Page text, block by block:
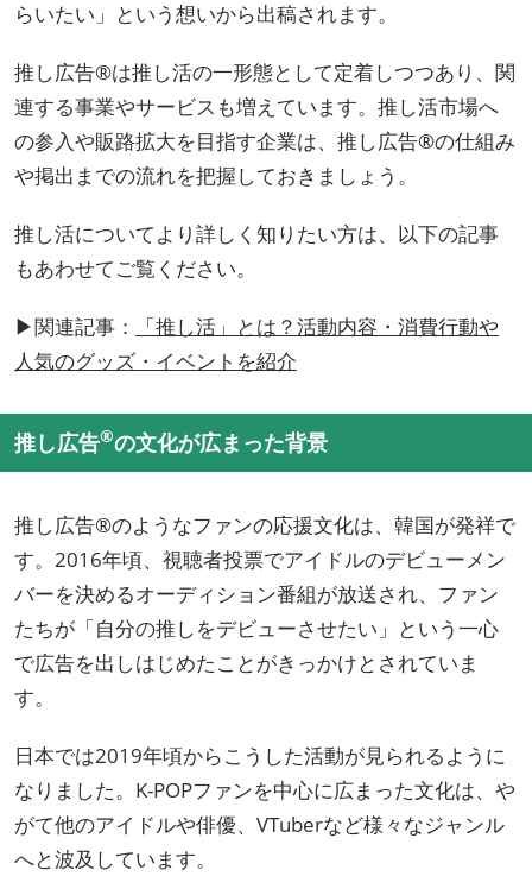
らいたい」という想いから出稿されます。
推し広告®は推し活の一形態として定着しつつあり、関
連する事業やサービスも増えています。推し活市場へ
の参入や販路拡大を目指す企業は、推し広告®の仕組み
や掲出までの流れを把握しておきましょう。
推し活についてより詳しく知りたい方は、以下の記事
もあわせてご覧ください。
▶関連記事：
「推し活」とは？活動内容・消費行動や
人気のグッズ・イベントを紹介
推し広告®の文化が広まった背景
推し広告®のようなファンの応援文化は、韓国が発祥で
す。2016年頃、視聴者投票でアイドルのデビューメン
バーを決めるオーディション番組が放送され、ファン
たちが「自分の推しをデビューさせたい」という一心
で広告を出しはじめたことがきっかけとされていま
す。
日本では2019年頃からこうした活動が見られるように
なりました。K-POPファンを中心に広まった文化は、や
がて他のアイドルや俳優、VTuberなど様々なジャンル
へと波及しています。